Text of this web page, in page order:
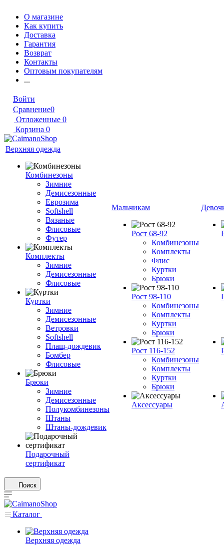
О магазине
Как купить
Доставка
Гарантия
Возврат
Контакты
Оптовым покупателям
...
Войти
Сравнение0
Отложенные 0
Корзина 0
Верхняя одежда
Комбинезоны
Зимние
Демисезонные
Еврозима
Softshell
Вязаные
Флисовые
Футер
Комплекты
Зимние
Демисезонные
Флисовые
Куртки
Зимние
Демисезонные
Ветровки
Softshell
Плащ-дождевик
Бомбер
Флисовые
Брюки
Зимние
Демисезонные
Полукомбинезоны
Штаны
Штаны-дождевик
Подарочный
сертификат
Мальчикам
Рост 68-92
Комбинезоны
Комплекты
Флис
Куртки
Брюки
Рост 98-110
Комбинезоны
Комплекты
Куртки
Брюки
Рост 116-152
Комбинезоны
Комплекты
Куртки
Брюки
Аксессуары
Поиск
Каталог
Верхняя одежда